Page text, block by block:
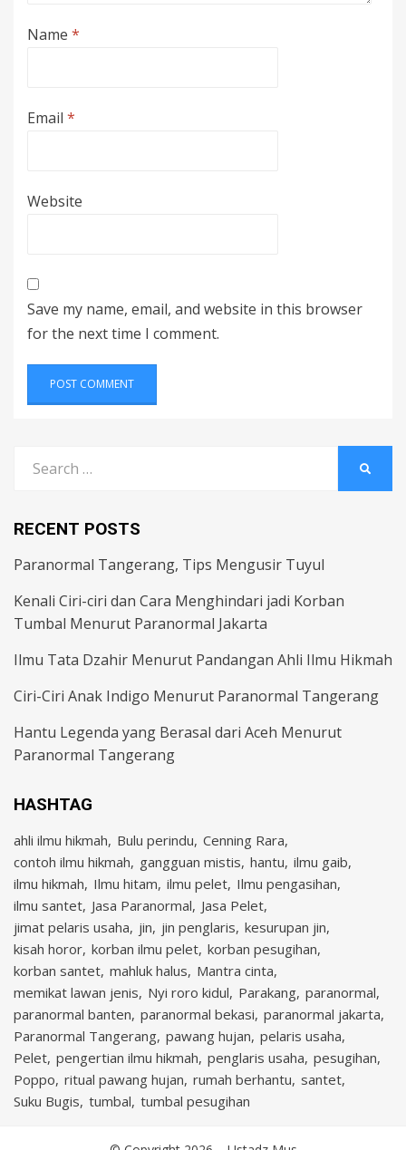
Name *
Email *
Website
Save my name, email, and website in this browser
for the next time I comment.
for:
RECENT POSTS
Paranormal Tangerang, Tips Mengusir Tuyul
Kenali Ciri-ciri dan Cara Menghindari jadi Korban
Tumbal Menurut Paranormal Jakarta
Ilmu Tata Dzahir Menurut Pandangan Ahli Ilmu Hikmah
Ciri-Ciri Anak Indigo Menurut Paranormal Tangerang
Hantu Legenda yang Berasal dari Aceh Menurut
Paranormal Tangerang
HASHTAG
ahli ilmu hikmah Bulu perindu Cenning Rara
contoh ilmu hikmah gangguan mistis hantu ilmu gaib
ilmu hikmah Ilmu hitam ilmu pelet Ilmu pengasihan
ilmu santet Jasa Paranormal Jasa Pelet
jimat pelaris usaha jin jin penglaris kesurupan jin
kisah horor korban ilmu pelet korban pesugihan
korban santet mahluk halus Mantra cinta
memikat lawan jenis Nyi roro kidul Parakang paranormal
paranormal banten paranormal bekasi paranormal jakarta
Paranormal Tangerang pawang hujan pelaris usaha
Pelet pengertian ilmu hikmah penglaris usaha pesugihan
Poppo ritual pawang hujan rumah berhantu santet
Suku Bugis tumbal tumbal pesugihan